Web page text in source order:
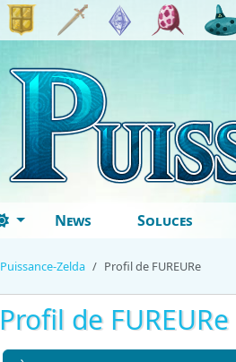
News Soluces
Puissance-Zelda Profil de FUREURe
Profil de FUREURe